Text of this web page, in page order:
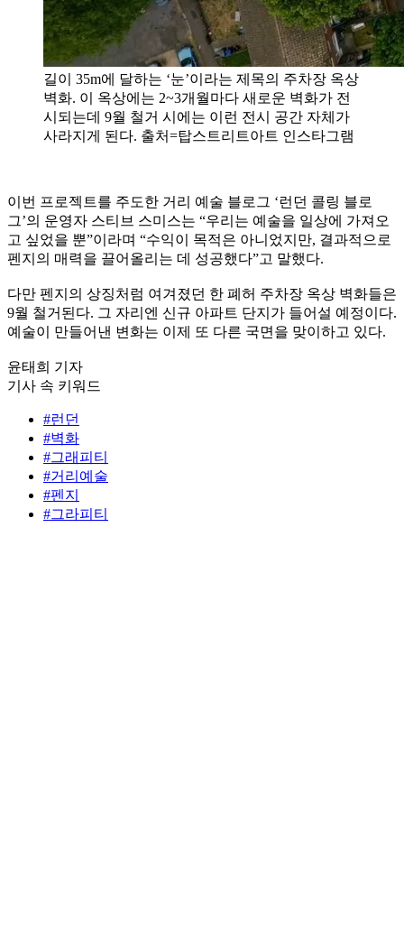
길이 35m에 달하는 ‘눈’이라는 제목의 주차장 옥상
벽화. 이 옥상에는 2~3개월마다 새로운 벽화가 전
시되는데 9월 철거 시에는 이런 전시 공간 자체가
사라지게 된다. 출처=탑스트리트아트 인스타그램
이번 프로젝트를 주도한 거리 예술 블로그 ‘런던 콜링 블로
그’의 운영자 스티브 스미스는 “우리는 예술을 일상에 가져오
고 싶었을 뿐”이라며 “수익이 목적은 아니었지만, 결과적으로
펜지의 매력을 끌어올리는 데 성공했다”고 말했다.
다만 펜지의 상징처럼 여겨졌던 한 폐허 주차장 옥상 벽화들은
9월 철거된다. 그 자리엔 신규 아파트 단지가 들어설 예정이다.
예술이 만들어낸 변화는 이제 또 다른 국면을 맞이하고 있다.
윤태희 기자
기사 속 키워드
#런던
#벽화
#그래피티
#거리예술
#펜지
#그라피티